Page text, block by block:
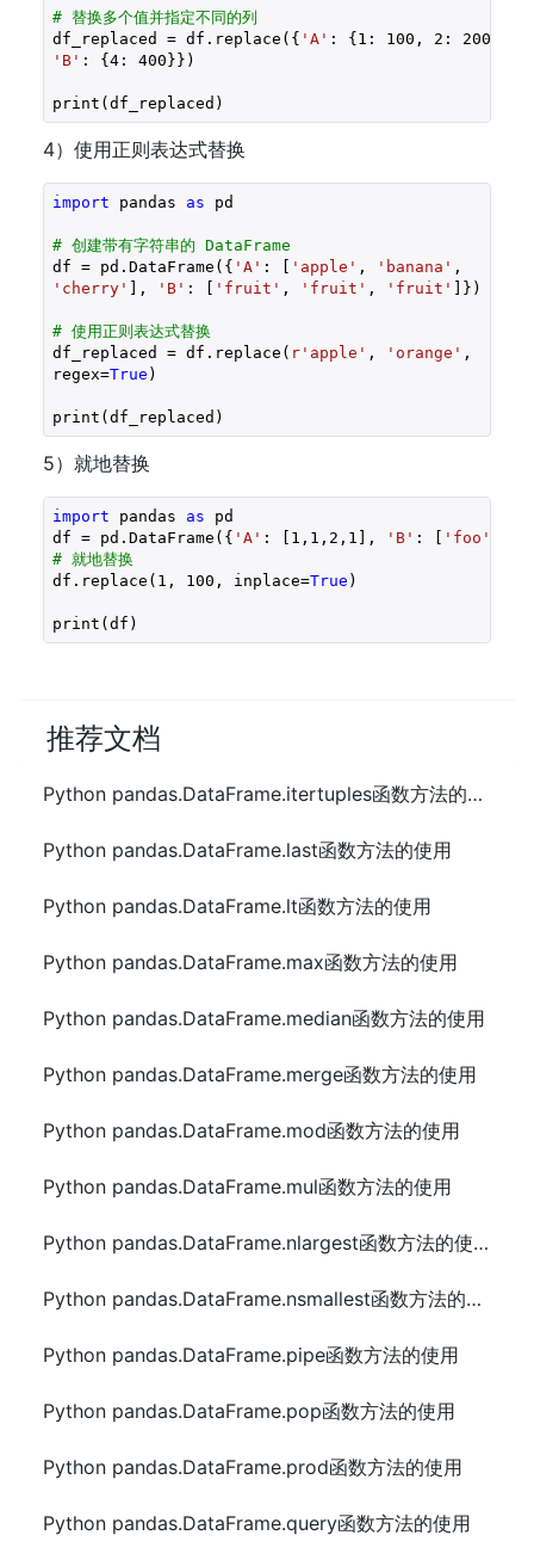
# 替换多个值并指定不同的列
df_replaced = df.replace({ 'A' : {1 : 100 , 2 : 200
'B' : {4: 400}})
print(df_replaced)
4）使用正则表达式替换
import pandas as pd
# 创建带有字符串的 DataFrame
df = pd.DataFrame({ 'A' : [ 'apple' , 'banana'
'cherry' ], 'B' : [ 'fruit' , 'fruit' , 'fruit' ]})
# 使用正则表达式替换
df_replaced = df.replace( r'apple' , 'orange' ,
regex=True )
print(df_replaced)
5）就地替换
import pandas as pd
df = pd.DataFrame({ 'A' : [ 1 , 1 , 2 , 1 ], 'B' : [ 'foo'
# 就地替换
df.replace( 1 , 100 , inplace=True )
print(df)
推荐文档
Python pandas.DataFrame.itertuples函数方法的使用
Python pandas.DataFrame.last函数方法的使用
Python pandas.DataFrame.lt函数方法的使用
Python pandas.DataFrame.max函数方法的使用
Python pandas.DataFrame.median函数方法的使用
Python pandas.DataFrame.merge函数方法的使用
Python pandas.DataFrame.mod函数方法的使用
Python pandas.DataFrame.mul函数方法的使用
Python pandas.DataFrame.nlargest函数方法的使用
Python pandas.DataFrame.nsmallest函数方法的使用
Python pandas.DataFrame.pipe函数方法的使用
Python pandas.DataFrame.pop函数方法的使用
Python pandas.DataFrame.prod函数方法的使用
Python pandas.DataFrame.query函数方法的使用